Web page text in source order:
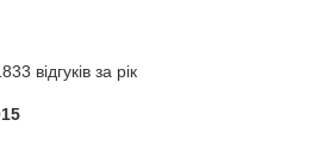
відгуків за рік